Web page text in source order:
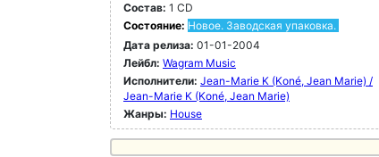
Состав: 1 CD
Состояние: Новое. Заводская упаковка.
Дата релиза: 01-01-2004
Лейбл: Wagram Music
Исполнители: Jean-Marie K (Koné, Jean Marie) /
Jean-Marie K (Koné, Jean Marie)
Жанры: House